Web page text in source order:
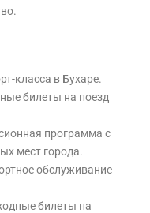
класса в Бухаре.
билеты на поезд
программа с
мест города.
обслуживание
билеты на